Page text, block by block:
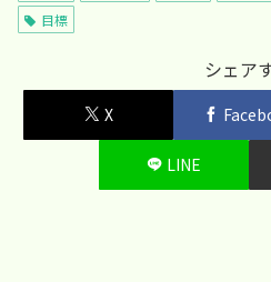
目標
シェア
X
LINE